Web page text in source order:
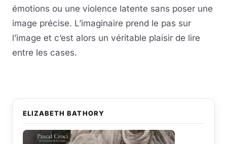
émotions ou une violence latente sans poser une
image précise. L’imaginaire prend le pas sur
l’image et c’est alors un véritable plaisir de lire
entre les cases.
ELIZABETH BATHORY